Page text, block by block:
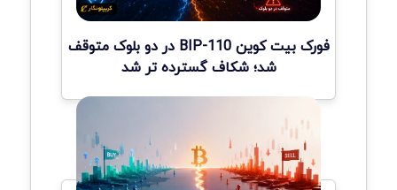
فورک بیت کوین BIP-110 در دو بلوک متوقف
شد؛ شکاف گسترده تر شد